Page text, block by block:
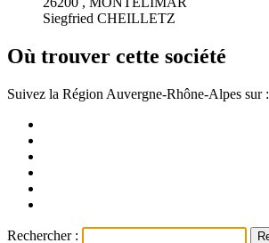
Siegfried CHEILLETZ
Où trouver cette société
Suivez la Région Auvergne-Rhône-Alpes sur :
Rechercher :